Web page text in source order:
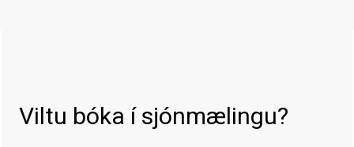
Viltu bóka í sjónmælingu?